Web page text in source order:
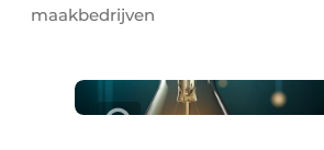
Evenement aanmelden
Meest gelezen
maakbedrijven